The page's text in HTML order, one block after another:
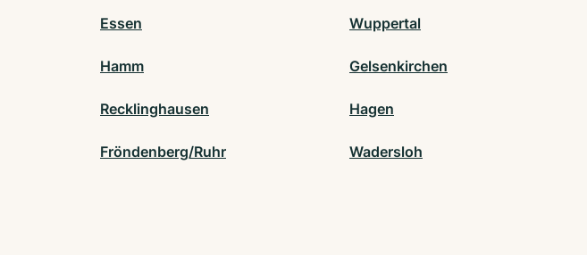
Essen Wuppertal
Hamm Gelsenkirchen
Recklinghausen Hagen
Fröndenberg/Ruhr Wadersloh